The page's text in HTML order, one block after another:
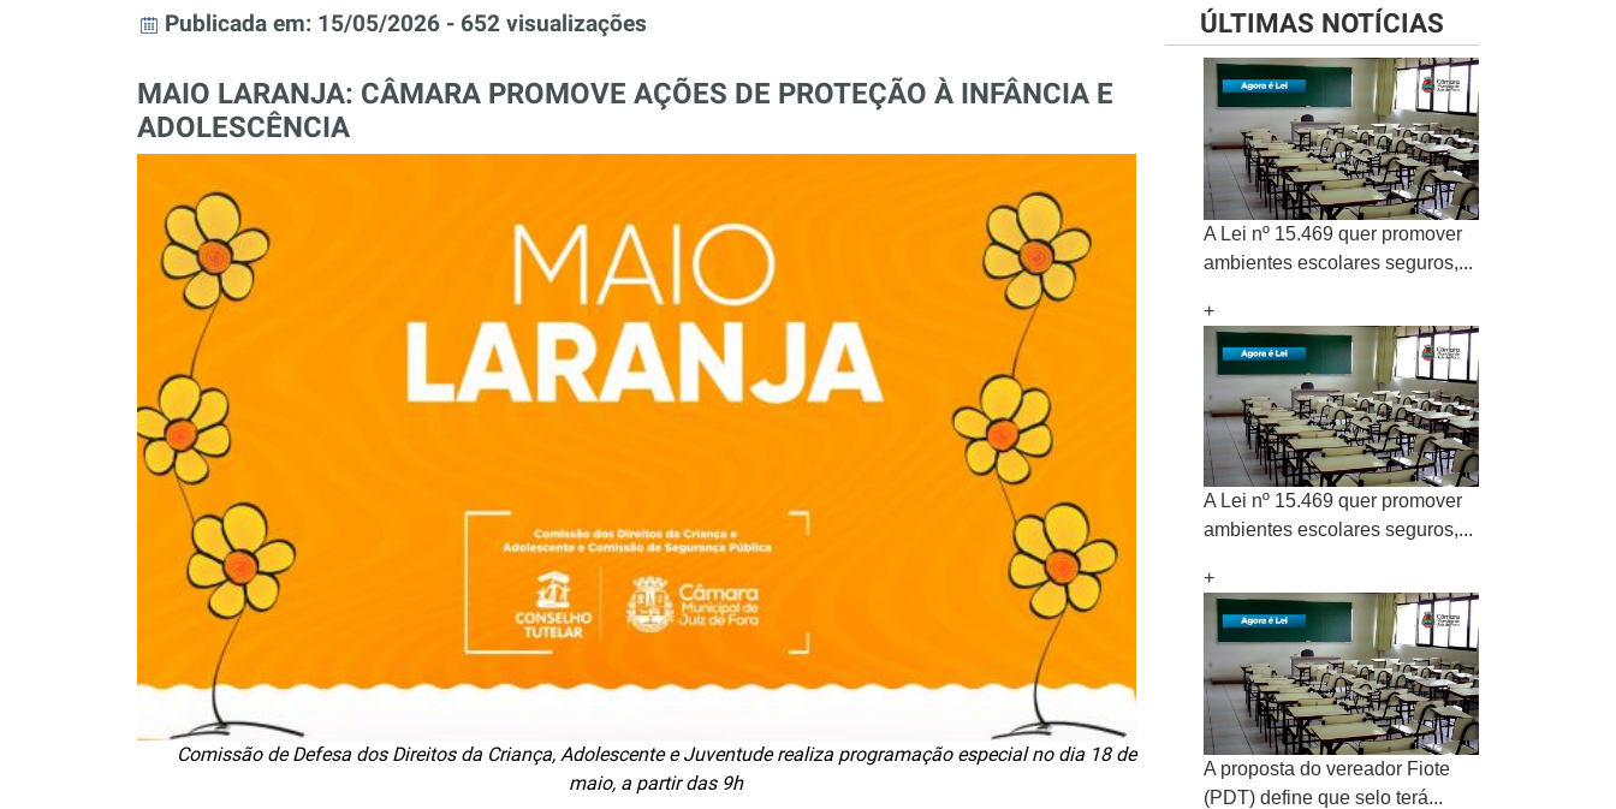
Publicada em: 15/05/2026 - 652 visualizações
MAIO LARANJA: CÂMARA PROMOVE AÇÕES DE PROTEÇÃO À INFÂNCIA E
ADOLESCÊNCIA
Comissão de Defesa dos Direitos da Criança, Adolescente e Juventude realiza programação especial no dia 18 de
maio, a partir das 9h
ÚLTIMAS NOTÍCIAS
A Lei nº 15.469 quer promover
ambientes escolares seguros,...
+
A Lei nº 15.469 quer promover
ambientes escolares seguros,...
+
A proposta do vereador Fiote
(PDT) define que selo terá...